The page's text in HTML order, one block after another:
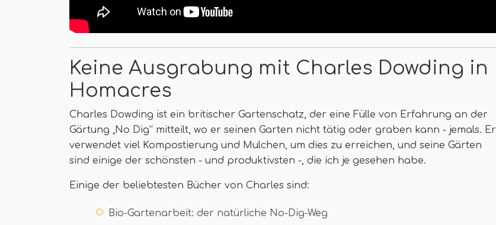
Keine Ausgrabung mit Charles Dowding in
Homacres
Charles Dowding ist ein britischer Gartenschatz, der eine Fülle von Erfahrung an der
Gärtung „No Dig“ mitteilt, wo er seinen Garten nicht tätig oder graben kann - jemals. Er
verwendet viel Kompostierung und Mulchen, um dies zu erreichen, und seine Gärten
sind einige der schönsten - und produktivsten -, die ich je gesehen habe.
Einige der beliebtesten Bücher von Charles sind:
Bio-Gartenarbeit: der natürliche No-Dig-Weg